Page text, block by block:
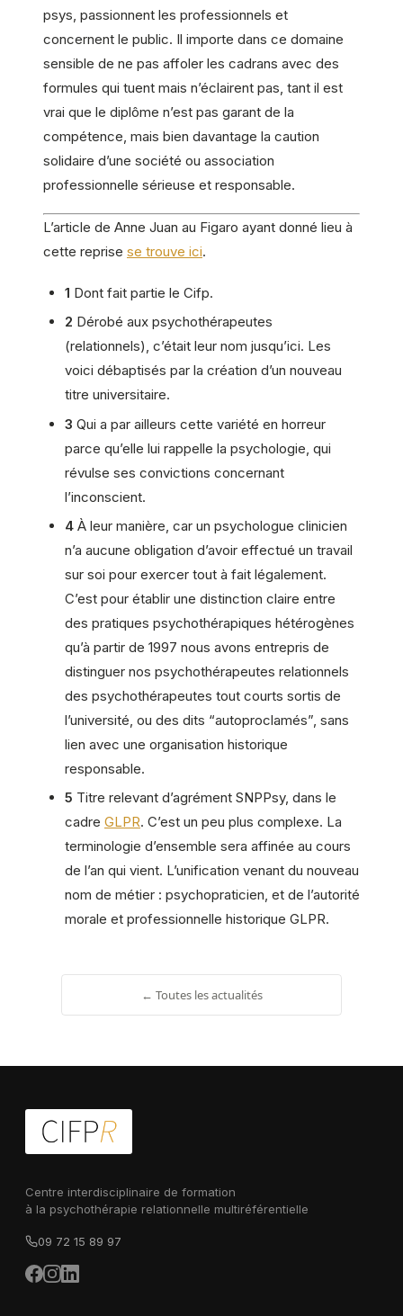
psys, passionnent les professionnels et
concernent le public. Il importe dans ce domaine
sensible de ne pas affoler les cadrans avec des
formules qui tuent mais n’éclairent pas, tant il est
vrai que le diplôme n’est pas garant de la
compétence, mais bien davantage la caution
solidaire d’une société ou association
professionnelle sérieuse et responsable.
L’article de Anne Juan au Figaro ayant donné lieu à
cette reprise se trouve ici.
1 Dont fait partie le Cifp.
2 Dérobé aux psychothérapeutes
(relationnels), c’était leur nom jusqu’ici. Les
voici débaptisés par la création d’un nouveau
titre universitaire.
3 Qui a par ailleurs cette variété en horreur
parce qu’elle lui rappelle la psychologie, qui
révulse ses convictions concernant
l’inconscient.
4 À leur manière, car un psychologue clinicien
n’a aucune obligation d’avoir effectué un travail
sur soi pour exercer tout à fait légalement.
C’est pour établir une distinction claire entre
des pratiques psychothérapiques hétérogènes
qu’à partir de 1997 nous avons entrepris de
distinguer nos psychothérapeutes relationnels
des psychothérapeutes tout courts sortis de
l’université, ou des dits “autoproclamés”, sans
lien avec une organisation historique
responsable.
5 Titre relevant d’agrément SNPPsy, dans le
cadre GLPR. C’est un peu plus complexe. La
terminologie d’ensemble sera affinée au cours
de l’an qui vient. L’unification venant du nouveau
nom de métier : psychopraticien, et de l’autorité
morale et professionnelle historique GLPR.
← Toutes les actualités
Centre interdisciplinaire de formation
à la psychothérapie relationnelle multiréférentielle
09 72 15 89 97